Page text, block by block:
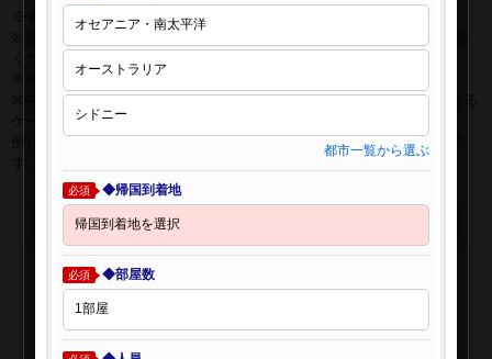
※表示金額はオンライン予約時の金額です。
ください。
※表示時間はすべて現地時間・24時間表示です。
※午前0時以降に出発する深夜便について、搭乗日をお間違えになる
ケースが多く発生しています。
例)4月8日00：30出発の場合、搭乗手続きは4月7日22:30が目安で
都市一覧から選ぶ
必須 ◆帰国到着地
必須 ◆部屋数